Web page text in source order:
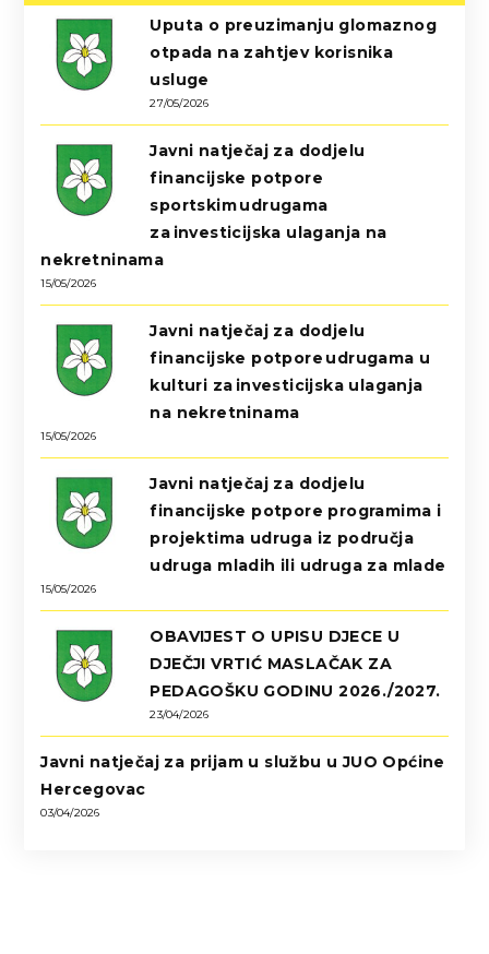
Uputa o preuzimanju glomaznog
otpada na zahtjev korisnika
usluge
27/05/2026
Javni natječaj za dodjelu
financijske potpore
sportskim udrugama
za investicijska ulaganja na
nekretninama
15/05/2026
Javni natječaj za dodjelu
financijske potpore udrugama u
kulturi za investicijska ulaganja
na nekretninama
15/05/2026
Javni natječaj za dodjelu
financijske potpore programima i
projektima udruga iz područja
udruga mladih ili udruga za mlade
15/05/2026
OBAVIJEST O UPISU DJECE U
DJEČJI VRTIĆ MASLAČAK ZA
PEDAGOŠKU GODINU 2026./2027.
23/04/2026
Javni natječaj za prijam u službu u JUO Općine
Hercegovac
03/04/2026